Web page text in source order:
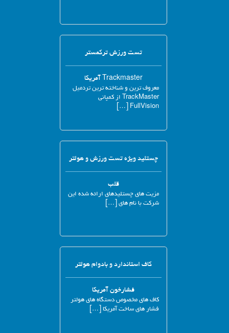
تست ورزش ترکمستر
Trackmaster آمریکا
معروف ترین و شناخته ترین تردمیل
TrackMaster از کمپانی
FullVision […]
چستلید ویژه تست ورزش و هولتر
قلب
مزیت های چستلیدهای ارائه شده این
شرکت با نام های […]
کاف استاندارد و بادوام هولتر
فشارخون آمریکا
کاف های مخصوص دستگاه های هولتر
فشار های ساخت آمریکا […]